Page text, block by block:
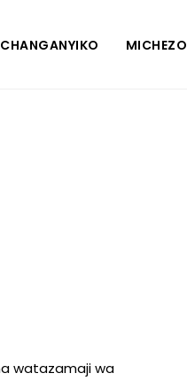
MICHEZO
watazamaji wa